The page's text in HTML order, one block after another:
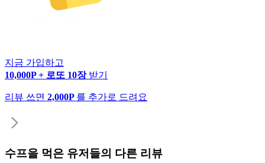
지금 가입하고
10,000P + 로또 10장 받기
리뷰 쓰면 2,000P 를 추가로 드려요
수프을 먹은 유저들의 다른 리뷰